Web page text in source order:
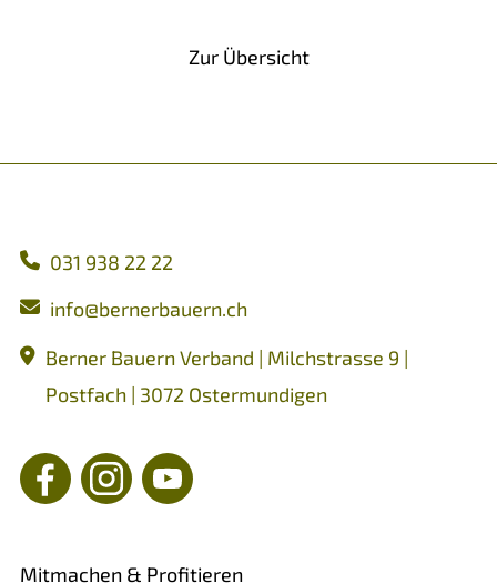
Zur Übersicht
031 938 22 22
nf
b rn rb rn ch
Berner Bauern Verband | Milchstrasse 9 |
Postfach | 3072 Ostermundigen
Mitmachen & Profitieren